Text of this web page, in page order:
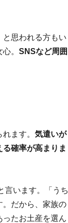
思われる方もい
。 SNSなど周囲
ます。 気遣いが
確率が高まりま
言います。「うち
。だから、家族の
たお土産を選ん